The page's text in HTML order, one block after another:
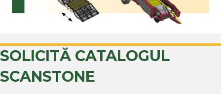
SOLICITĂ CATALOGUL
SCANSTONE